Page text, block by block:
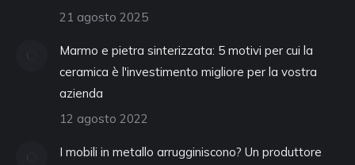
21 agosto 2025
Marmo e pietra sinterizzata: 5 motivi per cui la
ceramica è l'investimento migliore per la vostra
azienda
12 agosto 2022
I mobili in metallo arrugginiscono? Un produttore